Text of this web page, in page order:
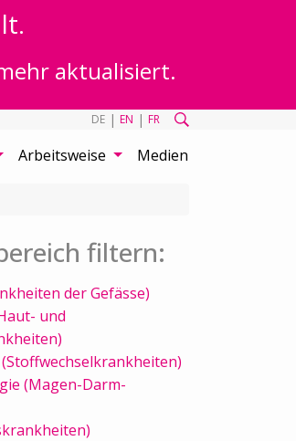
aktualisiert.
DE | EN | FR
Arbeitsweise Medien
filtern:
der Gefässe)
und
(Magen-Darm-